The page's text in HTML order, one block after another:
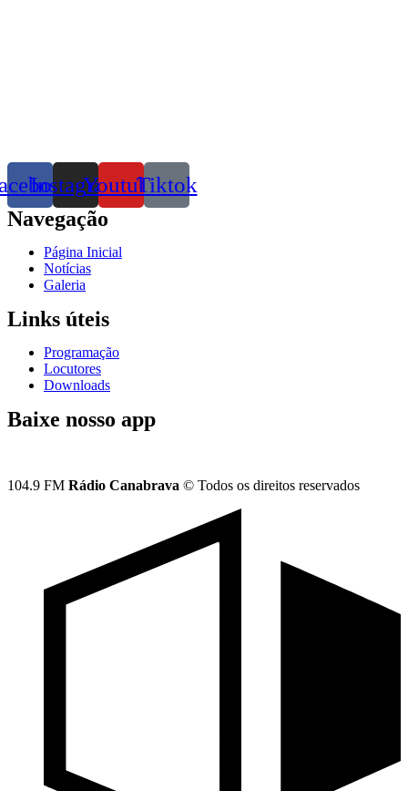
InstagramYoutubeTiktok
Navegação
Página Inicial
Notícias
Galeria
Links úteis
Programação
Locutores
Downloads
Baixe nosso app
104.9 FM Rádio Canabrava © Todos os direitos reservados